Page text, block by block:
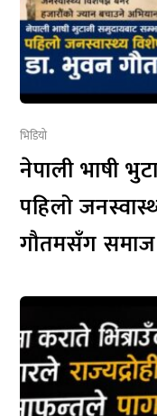
भिडियो
नेपाली भाषी
पहिलो
गौतमसँग समाज